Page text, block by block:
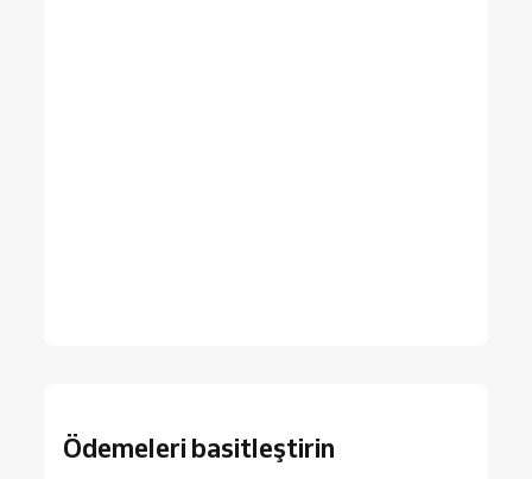
Ödemeleri basitleştirin